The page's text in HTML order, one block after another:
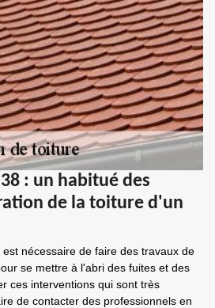
: un habitué des
de la toiture d'un
nécessaire de faire des travaux de
se mettre à l'abri des fuites et des
ces interventions qui sont très
de contacter des professionnels en